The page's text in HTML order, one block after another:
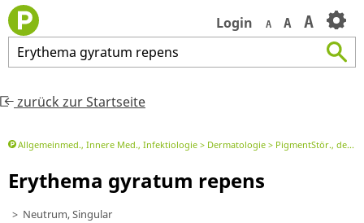
Login A A A
Erythema gyratum repens
zurück zur Startseite
Allgemeinmed., Innere Med., Infektiologie Dermatologie PigmentStör., dermatol. Tumoren
Erythema gyratum repens
Neutrum, Singular